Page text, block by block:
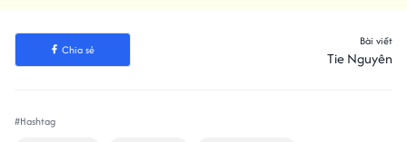
Chia sẻ
Bài viết
Tie Nguyên
#Hashtag